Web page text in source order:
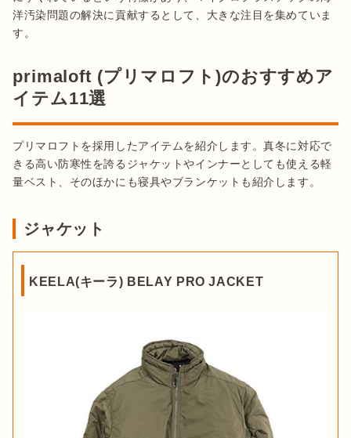
洋汚染問題の解決に貢献するとして、大きな注目を集めていま
primaloft (プリマロフト)のおすすめア
イテム11選
プリマロフトを採用したアイテムを紹介します。真冬に対応で
きる高い防寒性を誇るジャケットやインナーとしても使える軽
量ベスト、そのほかにも寝具やブランケットも紹介します。
ジャケット
KEELA(キーラ) BELAY PRO JACKET